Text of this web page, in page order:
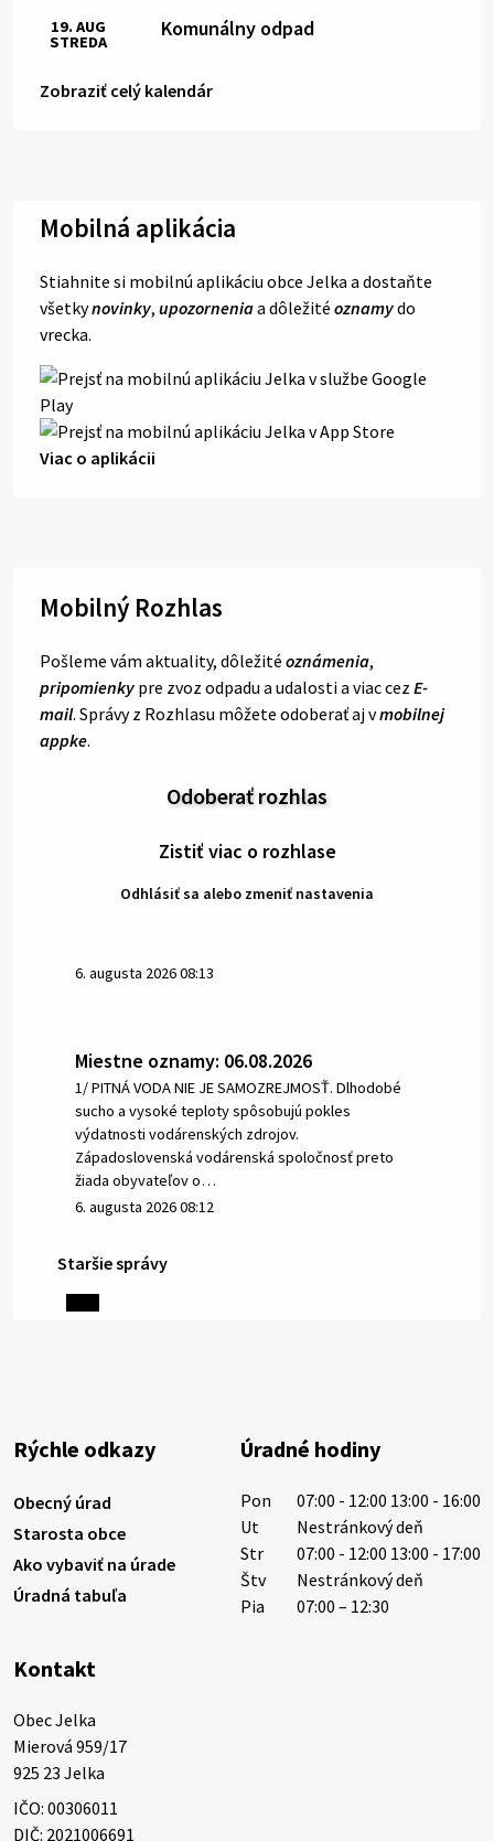
Komunálny odpad
19. AUG
STREDA
Zobraziť celý kalendár
Mobilná aplikácia
Stiahnite si mobilnú aplikáciu obce Jelka a dostaňte
všetkynovinky, upozorneniaa dôležité oznamydo
vrecka.
Viac o aplikácii
Mobilný Rozhlas
Pošleme vám aktuality, dôležité oznámenia,
pripomienky pre zvoz odpadu a udalosti a viac cez E-
mail. Správy z Rozhlasu môžete odoberať aj vmobilnej
appke.
Odoberať rozhlas
Zistiť viac o rozhlase
Odhlásiť sa alebo zmeniť nastavenia
6. augusta 2026 08:13
Miestne oznamy: 06.08.2026
1/ PITNÁ VODA NIE JE SAMOZREJMOSŤ. Dlhodobé
sucho a vysoké teploty spôsobujú pokles
výdatnosti vodárenských zdrojov.
Západoslovenská vodárenská spoločnosť preto
žiada obyvateľov o…
6. augusta 2026 08:12
5. augusta 2026 13:10
hlbokým zármutkom Vám oznamujeme, že vo veku
73 rokov nás opustila Irena Tanková, rodená
5. augusta 2026 12:59
3. augusta 2026 08:45
Smútočné oznamy: 03.08.2026 1/ Vážení obyvatelia!S
hlbokým zármutkom Vám oznamujeme, že vo veku
84 rokov nás opustil Ján Letusek. Pohreb zosnulého
bude dňa 4.08.2026 v utorok 10.00…
3. augusta 2026 08:44
Staršie správy
Rýchle odkazy
Obecný úrad
Starosta obce
Ako vybaviť na úrade
Úradná tabuľa
Úradné hodiny
Pon
07:00 - 12:00 13:00 - 16:00
Ut
Nestránkový deň
Str
07:00 - 12:00 13:00 - 17:00
Štv
Nestránkový deň
Pia
07:00 – 12:30
Kontakt
Obec Jelka
Mierová 959/17
925 23 Jelka
IČO: 00306011
DIČ: 2021006691